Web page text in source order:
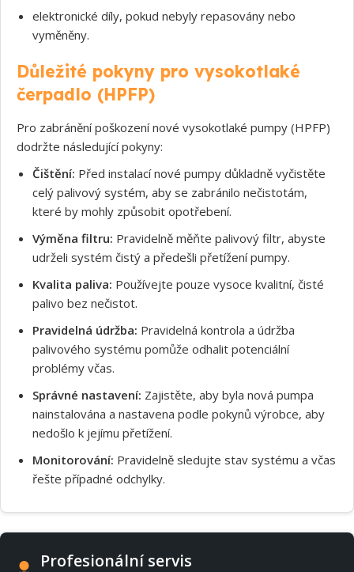
elektronické díly, pokud nebyly repasovány nebo
vyměněny.
Důležité pokyny pro vysokotlaké
čerpadlo (HPFP)
Pro zabránění poškození nové vysokotlaké pumpy (HPFP)
dodržte následující pokyny:
Čištění: Před instalací nové pumpy důkladně vyčistěte
celý palivový systém, aby se zabránilo nečistotám,
které by mohly způsobit opotřebení.
Výměna filtru: Pravidelně měňte palivový filtr, abyste
udrželi systém čistý a předešli přetížení pumpy.
Kvalita paliva: Používejte pouze vysoce kvalitní, čisté
palivo bez nečistot.
Pravidelná údržba: Pravidelná kontrola a údržba
palivového systému pomůže odhalit potenciální
problémy včas.
Správné nastavení: Zajistěte, aby byla nová pumpa
nainstalována a nastavena podle pokynů výrobce, aby
nedošlo k jejímu přetížení.
Monitorování: Pravidelně sledujte stav systému a včas
řešte případné odchylky.
Profesionální servis